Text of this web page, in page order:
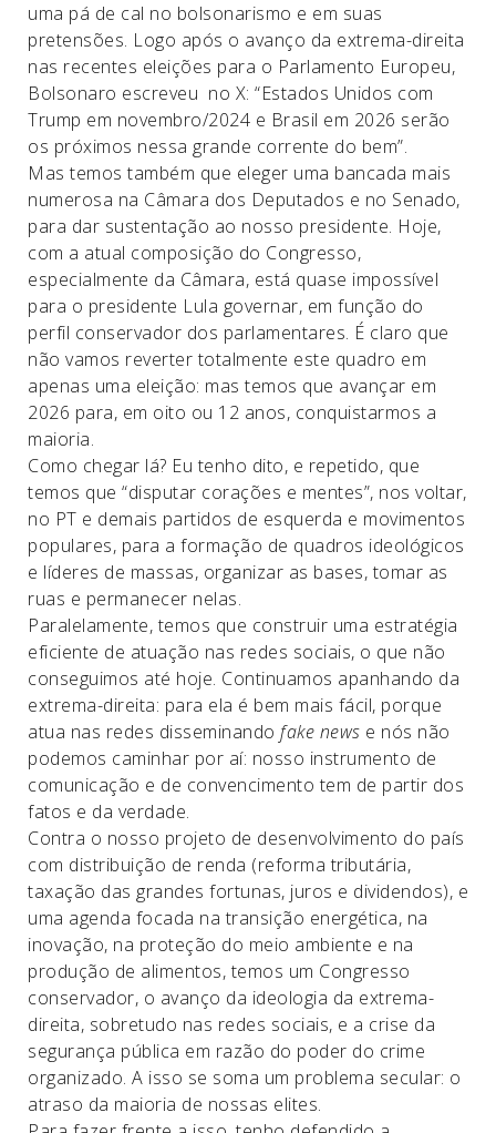
uma pá de cal no bolsonarismo e em suas
pretensões. Logo após o avanço da extrema-direita
nas recentes eleições para o Parlamento Europeu,
Bolsonaro escreveu no X: “Estados Unidos com
Trump em novembro/2024 e Brasil em 2026 serão
os próximos nessa grande corrente do bem”.
Mas temos também que eleger uma bancada mais
numerosa na Câmara dos Deputados e no Senado,
para dar sustentação ao nosso presidente. Hoje,
com a atual composição do Congresso,
especialmente da Câmara, está quase impossível
para o presidente Lula governar, em função do
perfil conservador dos parlamentares. É claro que
não vamos reverter totalmente este quadro em
apenas uma eleição: mas temos que avançar em
2026 para, em oito ou 12 anos, conquistarmos a
maioria.
Como chegar lá? Eu tenho dito, e repetido, que
temos que “disputar corações e mentes”, nos voltar,
no PT e demais partidos de esquerda e movimentos
populares, para a formação de quadros ideológicos
e líderes de massas, organizar as bases, tomar as
ruas e permanecer nelas.
Paralelamente, temos que construir uma estratégia
eficiente de atuação nas redes sociais, o que não
conseguimos até hoje. Continuamos apanhando da
extrema-direita: para ela é bem mais fácil, porque
atua nas redes disseminando fake news e nós não
podemos caminhar por aí: nosso instrumento de
comunicação e de convencimento tem de partir dos
fatos e da verdade.
Contra o nosso projeto de desenvolvimento do país
com distribuição de renda (reforma tributária,
taxação das grandes fortunas, juros e dividendos), e
uma agenda focada na transição energética, na
inovação, na proteção do meio ambiente e na
produção de alimentos, temos um Congresso
conservador, o avanço da ideologia da extrema-
direita, sobretudo nas redes sociais, e a crise da
segurança pública em razão do poder do crime
organizado. A isso se soma um problema secular: o
atraso da maioria de nossas elites.